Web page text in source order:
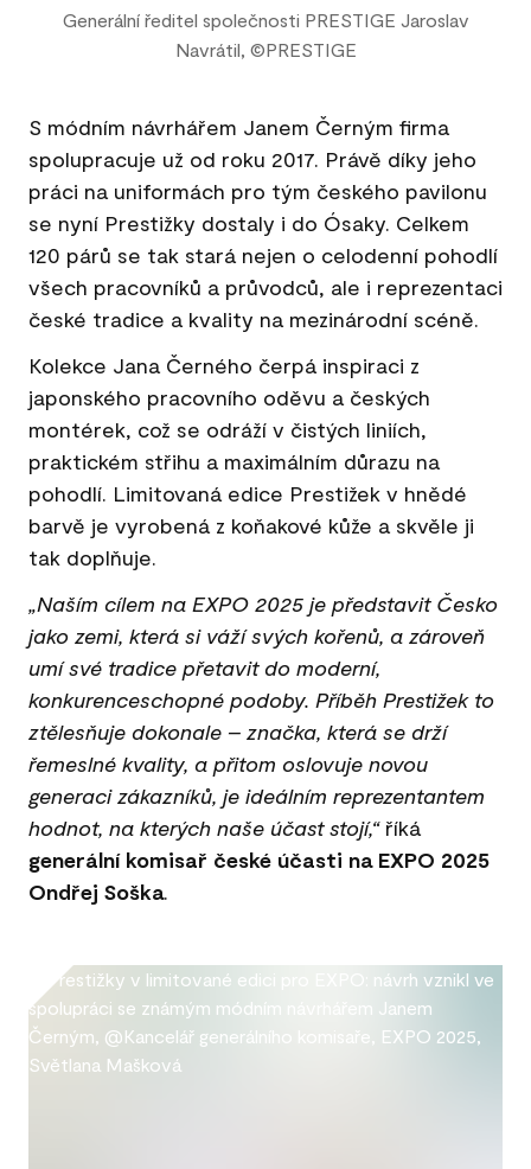
Generální ředitel společnosti PRESTIGE Jaroslav
Navrátil, ©PRESTIGE
S módním návrhářem Janem Černým firma
spolupracuje už od roku 2017. Právě díky jeho
práci na uniformách pro tým českého pavilonu
se nyní Prestižky dostaly i do Ósaky. Celkem
120 párů se tak stará nejen o celodenní pohodlí
všech pracovníků a průvodců, ale i reprezentaci
české tradice a kvality na mezinárodní scéně.
Kolekce Jana Černého čerpá inspiraci z
japonského pracovního oděvu a českých
montérek, což se odráží v čistých liniích,
praktickém střihu a maximálním důrazu na
pohodlí. Limitovaná edice Prestižek v hnědé
barvě je vyrobená z koňakové kůže a skvěle ji
tak doplňuje.
„Naším cílem na EXPO 2025 je představit Česko
jako zemi, která si váží svých kořenů, a zároveň
umí své tradice přetavit do moderní,
konkurenceschopné podoby. Příběh Prestižek to
ztělesňuje dokonale – značka, která se drží
řemeslné kvality, a přitom oslovuje novou
generaci zákazníků, je ideálním reprezentantem
hodnot, na kterých naše účast stojí,“ říká
generální komisař české účasti na EXPO 2025
Ondřej Soška.